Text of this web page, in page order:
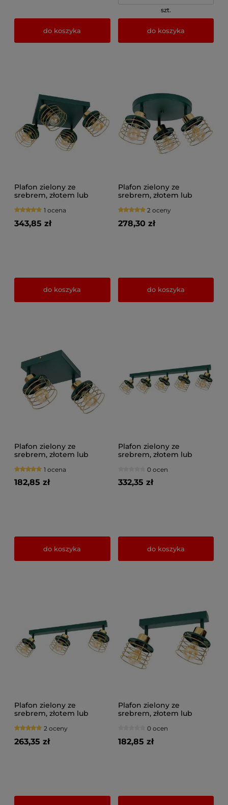
do koszyka
szt.
do koszyka
Plafon zielony ze
srebrem, złotem lub
na przegubach
1 ocena
343,85 zł
do koszyka
Plafon zielony ze
srebrem, złotem lub
na przegubach
2 oceny
278,30 zł
do koszyka
Plafon zielony ze
srebrem, złotem lub
na przegubach
1 ocena
182,85 zł
do koszyka
Plafon zielony ze
srebrem, złotem lub
na przegubach
0 ocen
332,35 zł
do koszyka
Plafon zielony ze
srebrem, złotem lub
na przegubach
2 oceny
263,35 zł
Plafon zielony ze
srebrem, złotem lub
na przegubach
0 ocen
182,85 zł